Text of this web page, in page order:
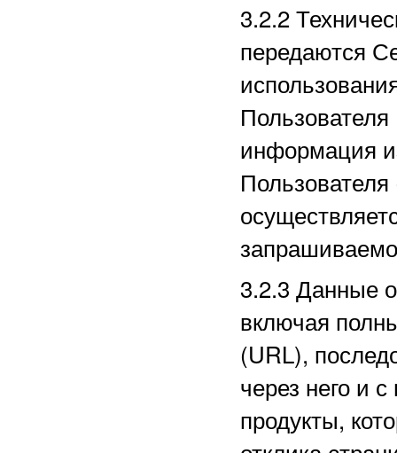
3.2.2
передаются
информация
3.2.3 Данные
включая
(URL),
через него и
продукты,